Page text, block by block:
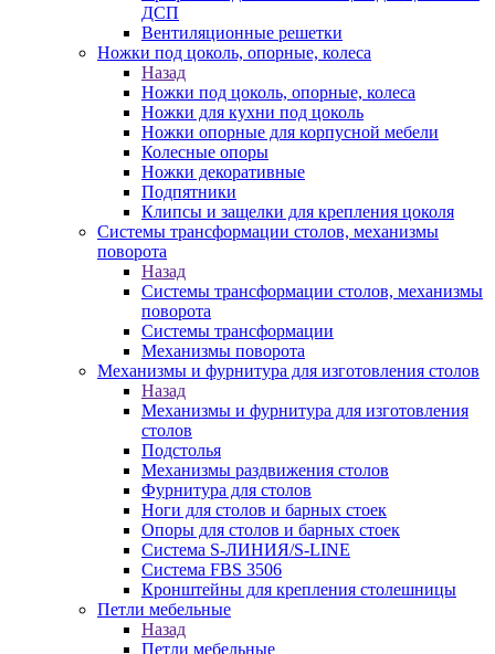
ДСП
Вентиляционные решетки
Ножки под цоколь, опорные, колеса
Назад
Ножки под цоколь, опорные, колеса
Ножки для кухни под цоколь
Ножки опорные для корпусной мебели
Колесные опоры
Ножки декоративные
Подпятники
Клипсы и защелки для крепления цоколя
Системы трансформации столов, механизмы
поворота
Назад
Системы трансформации столов, механизмы
поворота
Системы трансформации
Механизмы поворота
Механизмы и фурнитура для изготовления столов
Назад
Механизмы и фурнитура для изготовления
столов
Подстолья
Механизмы раздвижения столов
Фурнитура для столов
Ноги для столов и барных стоек
Опоры для столов и барных стоек
Система S-ЛИНИЯ/S-LINE
Система FBS 3506
Кронштейны для крепления столешницы
Петли мебельные
Назад
Петли мебельные